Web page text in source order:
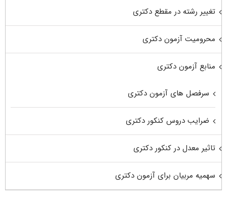
تغییر رشته در مقطع دکتری
محرومیت آزمون دکتری
منابع آزمون دکتری
سرفصل های آزمون دکتری
ضرایب دروس کنکور دکتری
تاثیر معدل در کنکور دکتری
سهمیه مربیان برای آزمون دکتری